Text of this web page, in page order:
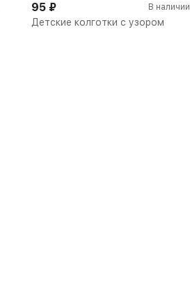
Детские колготки с узором
95 ₽ В наличии